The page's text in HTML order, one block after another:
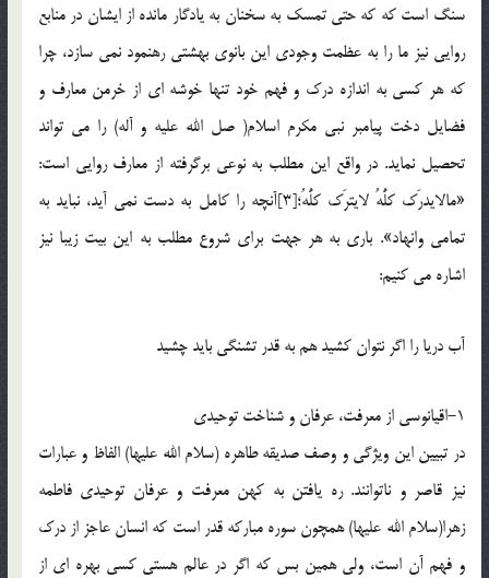
سنگ است که که حتی تمسک به سخنان به یادگار مانده از ایشان در منابع
روایی نیز ما را به عظمت وجودی این بانوی بهشتی رهنمود نمی سازد، چرا
که هر کسی به اندازه درک و فهم خود تنها خوشه ای از خرمن معارف و
فضایل دخت پیامبر نبی مکرم اسلام( صل الله علیه و آله) را می تواند
تحصیل نماید. در واقع این مطلب به نوعی برگرفته از معارف روایی است:
«مالایدرَک کلُّهُ لایترَک کلُّهُ؛[3]آنچه را کامل به دست نمی آید، نباید به
تمامی وانهاد». باری به هر جهت برای شروع مطلب به این بیت زیبا نیز
اشاره می کنیم:
آب دریا را اگر نتوان کشید هم به قدر تشنگی باید چشید
1-اقیانوسی از معرفت، عرفان و شناخت توحیدی
در تبیین این ویژگی و وصف صدیقه طاهره (سلام الله علیها) الفاظ و عبارات
نیز قاصر و ناتوانند. ره یافتن به کهن معرفت و عرفان توحیدی فاطمه
زهرا(سلام الله علیها) همچون سوره مبارکه قدر است که انسان عاجز از درک
و فهم آن است، ولی همین بس که اگر در عالم هستی کسی بهره ای از